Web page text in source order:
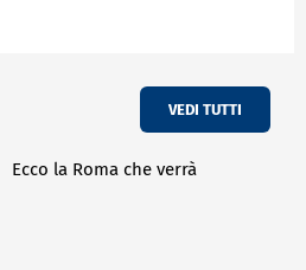
VEDI TUTTI
Ecco la Roma che verrà